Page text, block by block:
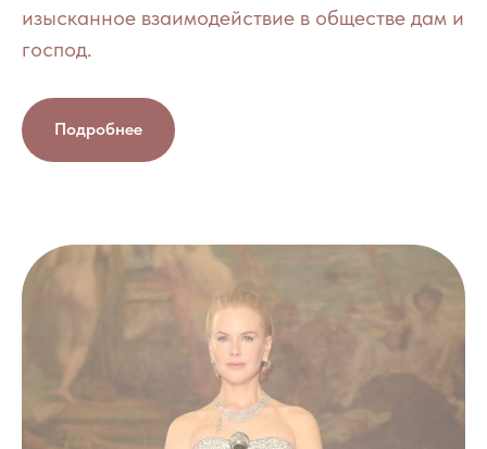
изысканное взаимодействие в обществе дам и
господ.
Подробнее